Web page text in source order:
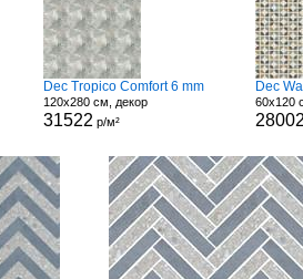
Dec Tropico Comfort 6 mm
120x280 см, декор
31522 р/м²
Dec
60x120